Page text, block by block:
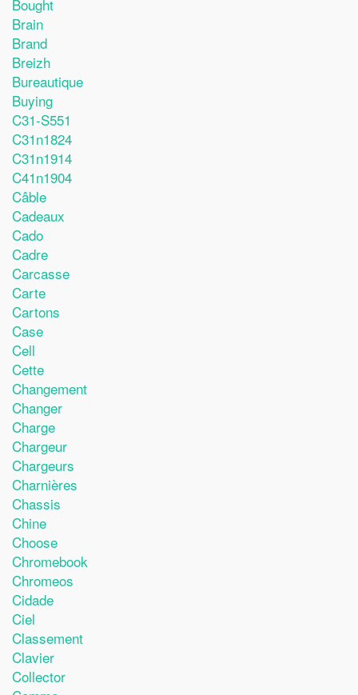
Bought
Brain
Brand
Breizh
Bureautique
Buying
C31-S551
C31n1824
C31n1914
C41n1904
Câble
Cadeaux
Cado
Cadre
Carcasse
Carte
Cartons
Case
Cell
Cette
Changement
Changer
Charge
Chargeur
Chargeurs
Charnières
Chassis
Chine
Choose
Chromebook
Chromeos
Cidade
Ciel
Classement
Clavier
Collector